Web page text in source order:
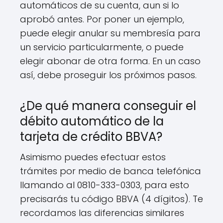
automáticos de su cuenta, aun si lo
aprobó antes. Por poner un ejemplo,
puede elegir anular su membresía para
un servicio particularmente, o puede
elegir abonar de otra forma. En un caso
así, debe proseguir los próximos pasos.
¿De qué manera conseguir el
débito automático de la
tarjeta de crédito BBVA?
Asimismo puedes efectuar estos
trámites por medio de banca telefónica
llamando al 0810-333-0303, para esto
precisarás tu código BBVA (4 dígitos). Te
recordamos las diferencias similares